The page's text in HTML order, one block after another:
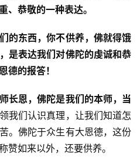
、恭敬的一种表达。
的东西，你不供养，佛就得饿
是表达我们对佛陀的虔诚和恭
德的报答！
长恩，佛陀是我们的本师，当
我们认识真理，让我们知道怎
。佛陀于众生有大恩德，这份
赞如来以外，还要供养。